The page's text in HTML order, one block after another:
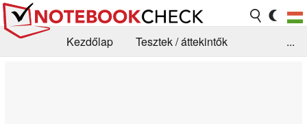
Kezdőlap
Tesztek / áttekintők
...